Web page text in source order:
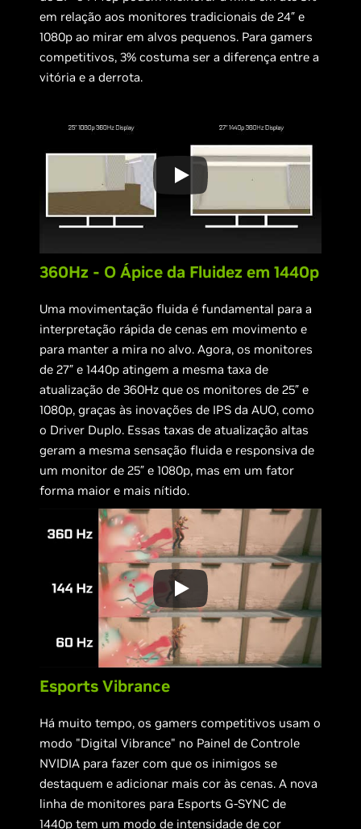
em relação aos monitores tradicionais de 24″ e
1080p ao mirar em alvos pequenos. Para gamers
competitivos, 3% costuma ser a diferença entre a
vitória e a derrota.
360Hz - O Ápice da Fluidez em 1440p
Uma movimentação fluida é fundamental para a
interpretação rápida de cenas em movimento e
para manter a mira no alvo. Agora, os monitores
de 27″ e 1440p atingem a mesma taxa de
atualização de 360Hz que os monitores de 25″ e
1080p, graças às inovações de IPS da AUO, como
o Driver Duplo. Essas taxas de atualização altas
geram a mesma sensação fluida e responsiva de
um monitor de 25″ e 1080p, mas em um fator
forma maior e mais nítido.
Esports Vibrance
Há muito tempo, os gamers competitivos usam o
modo "Digital Vibrance" no Painel de Controle
NVIDIA para fazer com que os inimigos se
destaquem e adicionar mais cor às cenas. A nova
linha de monitores para Esports G-SYNC de
1440p tem um modo de intensidade de cor